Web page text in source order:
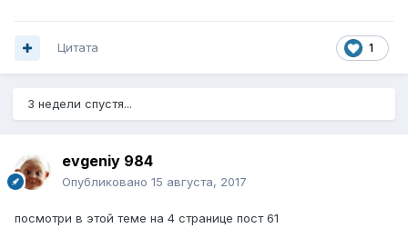
1
Цитата
3 недели спустя...
evgeniy 984
Опубликовано 15 августа, 2017
посмотри в этой теме на 4 странице пост 61